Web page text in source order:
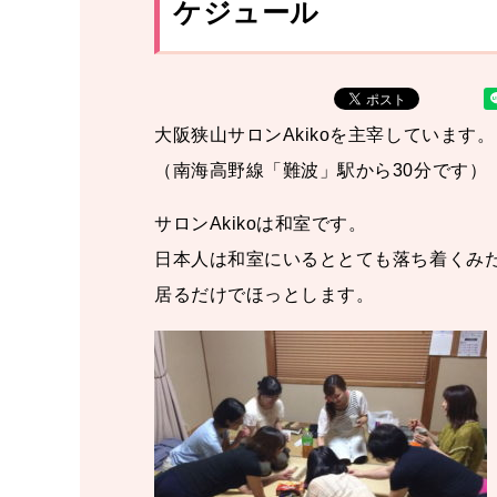
ケジュール
大阪狭山サロンAkikoを主宰しています。
（南海高野線「難波」駅から30分です）
サロンAkikoは和室です。
日本人は和室にいるととても落ち着くみ
居るだけでほっとします。